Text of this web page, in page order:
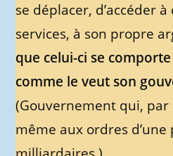
se déplacer, d’accéder
services, à son propre
que celui-ci se
comme le veut son
(Gouvernement qui,
même aux ordres d’une